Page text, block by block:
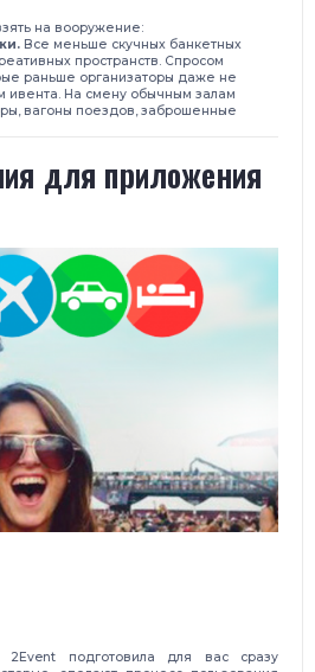
на вооружение:
Все меньше скучных банкетных
пространств. Спросом
раньше организаторы даже не
ивента. На смену обычным залам
вагоны поездов, заброшенные
для приложения
2Event подготовила для вас сразу